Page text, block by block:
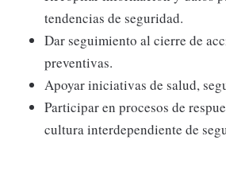
tendencias de seguridad.
Dar seguimiento al cierre de
preventivas.
Apoyar iniciativas de salud,
Participar en procesos de
cultura interdependiente de